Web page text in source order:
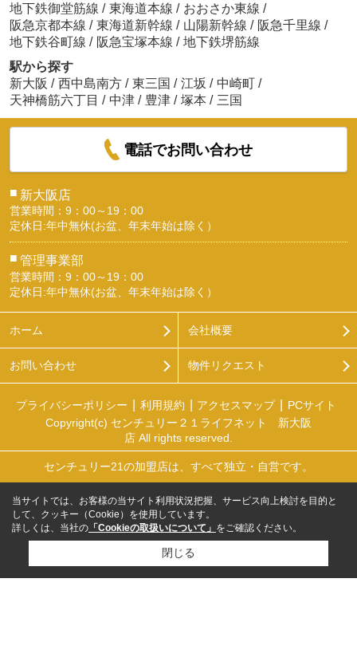
地下鉄御堂筋線 / 東海道本線 / おおさか東線 /
阪急京都本線 / 東海道新幹線 / 山陽新幹線 / 阪急千里線 /
地下鉄谷町線 / 阪急宝塚本線 / 地下鉄堺筋線
駅から探す
新大阪 / 西中島南方 / 東三国 / 江坂 / 中崎町 /
天神橋筋六丁目 / 中津 / 豊津 / 塚本 / 三国
電話でお問い合わせ
■ 新大阪店
営業時間：9：00～19：00
定休日:年中無休(お盆、年末年始は除く）
■ 管理事業部
営業時間：9：00～19：00
定休日:年中無休(お盆、年末年始は除く）
ホーム 会社概要
お問い合わせ 物件リクエスト
プライバシーポリシー 利用規約 アクセスマップ
PCサイト
Copyright(c) センチュリー２１ライフネット 新大阪
店 All rights reserved.
センチュリー21の加盟店は、すべて独立・自営です。
当サイトでは、お客様の当サイト利用状況把握、サービス向上検討を目的と
して、クッキー（Cookie）を使用しています。
詳しくは、当社の 「Cookieの取扱いについて」 をご確認ください。
閉じる